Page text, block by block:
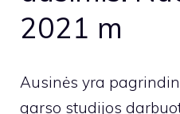
2021 m
Ausinės yra
garso studijos